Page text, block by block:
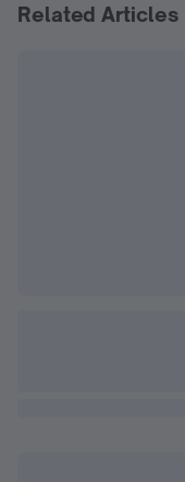
Related Articles